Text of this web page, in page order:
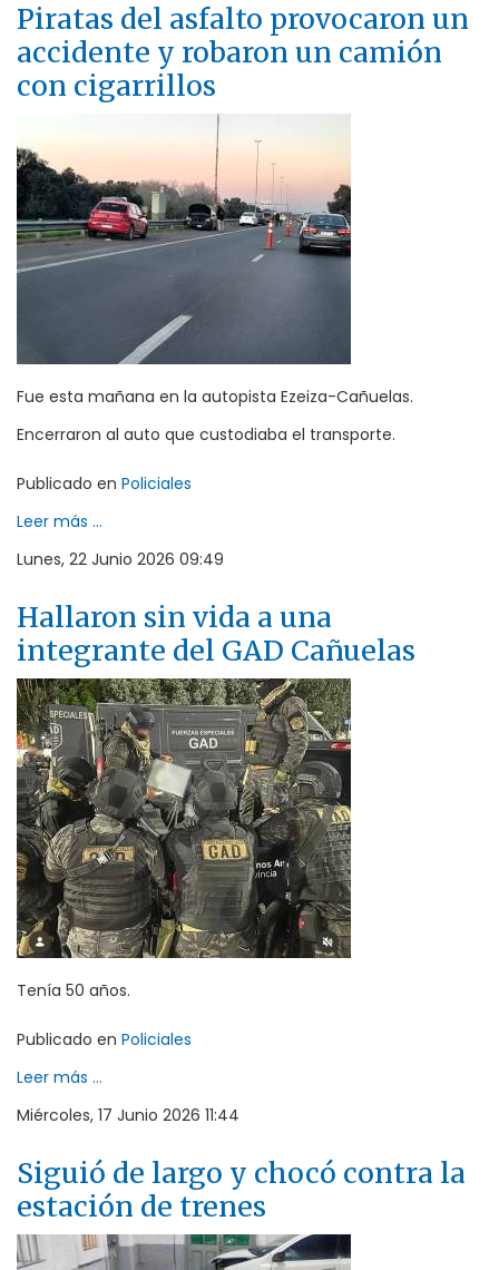
Piratas del asfalto provocaron un
accidente y robaron un camión
con cigarrillos
Fue esta mañana en la autopista Ezeiza-Cañuelas.
Encerraron al auto que custodiaba el transporte.
Publicado en Policiales
Leer más ...
Lunes, 22 Junio 2026 09:49
Hallaron sin vida a una
integrante del GAD Cañuelas
Tenía 50 años.
Publicado en Policiales
Leer más ...
Miércoles, 17 Junio 2026 11:44
Siguió de largo y chocó contra la
estación de trenes